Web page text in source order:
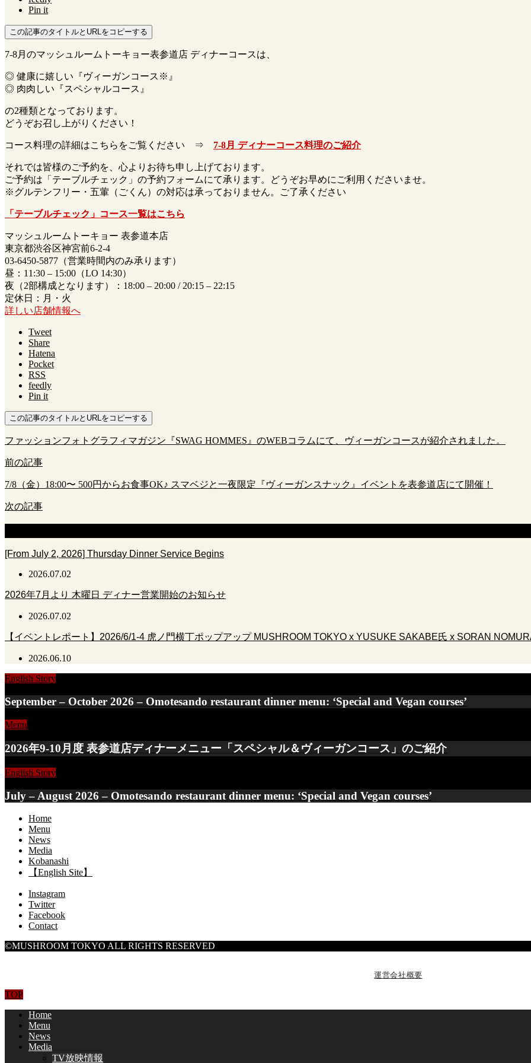
Pin it
この記事のタイトルとURLをコピーする
7-8月のマッシュルームトーキョー表参道店 ディナーコースは、
◎ 健康に嬉しい『ヴィーガンコース※』
◎ 肉肉しい『スペシャルコース』
の2種類となっております。
どうぞお召し上がりください！
コース料理の詳細はこちらをご覧ください ⇒ 7-8月 ディナーコース料理のご紹介
それでは皆様のご予約を、心よりお待ち申し上げております。
ご予約は「テーブルチェック」の予約フォームにて承ります。どうぞお早めにご利用くださいませ。
※グルテンフリー・五葷（ごくん）の対応は承っておりません。ご了承ください
「テーブルチェック」コース一覧はこちら
マッシュルームトーキョー 表参道本店
東京都渋谷区神宮前6-2-4
03-6450-5877（営業時間内のみ承ります）
昼：11:30 – 15:00（LO 14:30）
夜（2部構成となります）：18:00 – 20:00 / 20:15 – 22:15
定休日：月・火
詳しい店舗情報へ
Tweet
Share
Hatena
Pocket
RSS
feedly
Pin it
この記事のタイトルとURLをコピーする
ファッションフォトグラフィマガジン『SWAG HOMMES』のWEBコラムにて、ヴィーガンコースが紹介されました。
前の記事
7/8（金）18:00〜 500円からお食事OK♪ スマベジと一夜限定『ヴィーガンスナック』イベントを表参道店にて開催！
次の記事
[From July 2, 2026] Thursday Dinner Service Begins
2026.07.02
2026年7月より 木曜日 ディナー営業開始のお知らせ
2026.07.02
【イベントレポート】2026/6/1-4 虎ノ門横丁ポップアップ MUSHROOM TOKYO x YUSUKE SAKABE氏 x SORAN
2026.06.10
English Story
September – October 2026 – Omotesando restaurant dinner menu: ‘Special and Vegan courses’
Menu
2026年9-10月度 表参道店ディナーメニュー「スペシャル＆ヴィーガンコース」のご紹介
English Story
July – August 2026 – Omotesando restaurant dinner menu: ‘Special and Vegan courses’
Home
Menu
News
Media
Kobanashi
【English Site】
Instagram
Twitter
Facebook
Contact
©MUSHROOM TOKYO ALL RIGHTS RESERVED
運営会社概要
TOP
Home
Menu
News
Media
TV放映情報